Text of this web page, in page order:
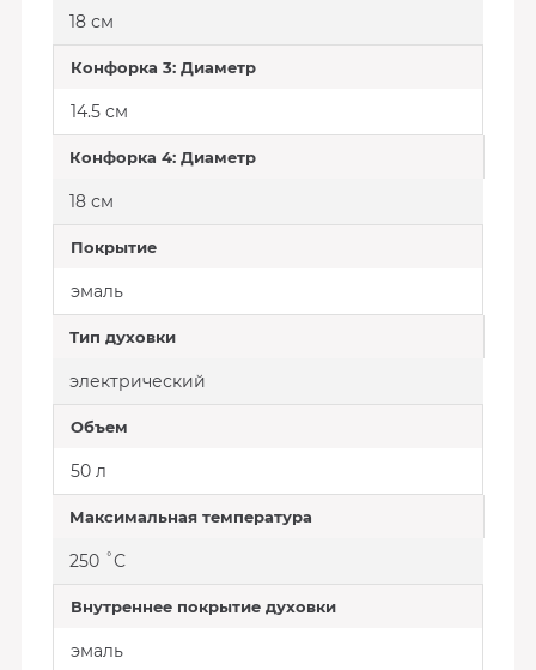
18 см
Конфорка 3: Диаметр
14.5 см
Конфорка 4: Диаметр
18 см
Покрытие
эмаль
Тип духовки
электрический
Объем
50 л
Максимальная температура
250 ˚С
Внутреннее покрытие духовки
эмаль